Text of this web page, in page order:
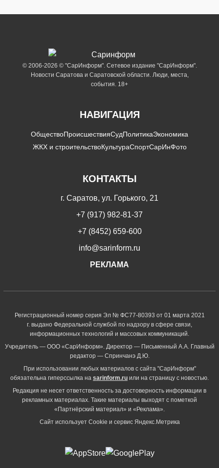
© 2006-2026 © "СарИнформ". Сетевое издание "СарИнформ".
Новости Саратова и Саратовской области. Люди, места,
события. 18+
НАВИГАЦИЯ
ОбществоПроисшествияСудПолитикаЭкономика
ЖКХ и строительствоКультураСпортСарИнФото
КОНТАКТЫ
г. Саратов, ул. Горького, 21
+7 (917) 982-81-37
+7 (8452) 659-600
info@sarinform.ru
РЕКЛАМА
Регистрационный номер серия Эл № ФС77-80393 от 01 марта 2021
г. выдано Федеральной службой по надзору в сфере связи,
информационных технологий и массовых коммуникаций.
Учредитель — ООО «СарИнформ». Директор — Письменный А.А. Главный
редактор — Спринчанэ Д.Ю.
При использовании любых материалов с сайта "СарИнформ"
обязательна гиперссылка на sarinform.ru или на страницу с новостью.
Редакция не несет ответственность за достоверность информации в
рекламных материалах. Такие материалы выходят с пометкой
«Партнёрский материал» и «Реклама».
Сайт использует Cookie и сервиc Яндекс.Метрика